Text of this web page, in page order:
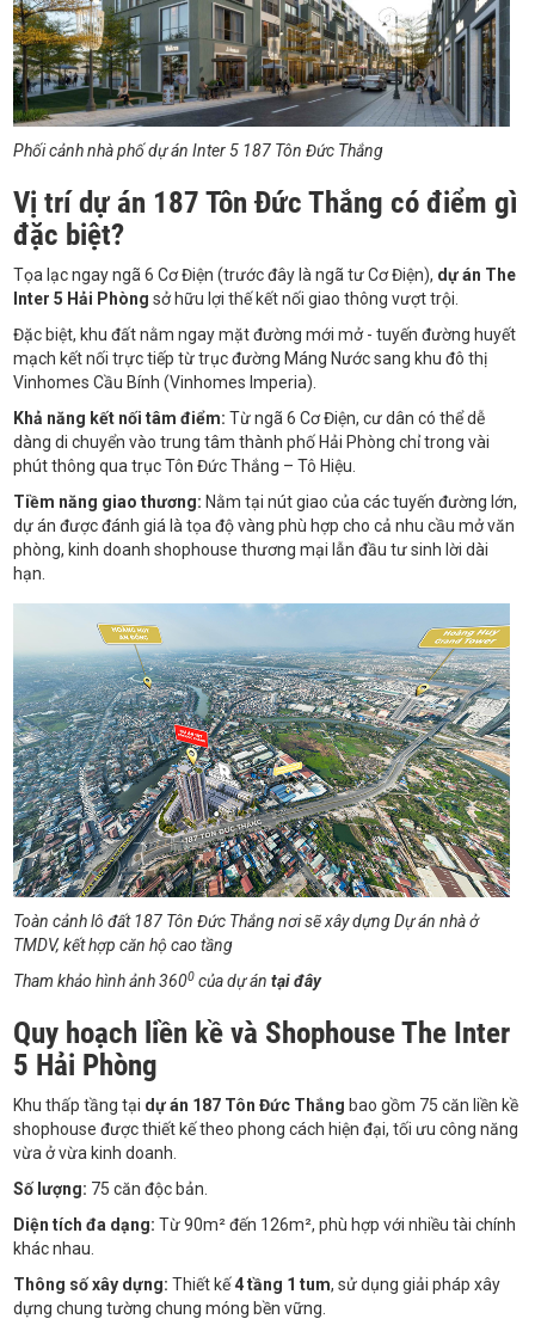
Phối cảnh nhà phố dự án Inter 5 187 Tôn Đức Thắng
Vị trí dự án 187 Tôn Đức Thắng có điểm gì
đặc biệt?
Tọa lạc ngay ngã 6 Cơ Điện (trước đây là ngã tư Cơ Điện), dự án The
Inter 5 Hải Phòng sở hữu lợi thế kết nối giao thông vượt trội.
Đặc biệt, khu đất nằm ngay mặt đường mới mở - tuyến đường huyết
mạch kết nối trực tiếp từ trục đường Máng Nước sang khu đô thị
Vinhomes Cầu Bính (Vinhomes Imperia).
Khả năng kết nối tâm điểm: Từ ngã 6 Cơ Điện, cư dân có thể dễ
dàng di chuyển vào trung tâm thành phố Hải Phòng chỉ trong vài
phút thông qua trục Tôn Đức Thắng – Tô Hiệu.
Tiềm năng giao thương: Nằm tại nút giao của các tuyến đường lớn,
dự án được đánh giá là tọa độ vàng phù hợp cho cả nhu cầu mở văn
phòng, kinh doanh shophouse thương mại lẫn đầu tư sinh lời dài
hạn.
Toàn cảnh lô đất 187 Tôn Đức Thắng nơi sẽ xây dựng Dự án nhà ở
TMDV, kết hợp căn hộ cao tầng
Tham khảo hình ảnh 3600 của dự án tại đây
Quy hoạch liền kề và Shophouse The Inter
5 Hải Phòng
Khu thấp tầng tại dự án 187 Tôn Đức Thắng bao gồm 75 căn liền kề
shophouse được thiết kế theo phong cách hiện đại, tối ưu công năng
vừa ở vừa kinh doanh.
Số lượng: 75 căn độc bản.
Diện tích đa dạng: Từ 90m² đến 126m², phù hợp với nhiều tài chính
khác nhau.
Thông số xây dựng: Thiết kế4 tầng 1 tum, sử dụng giải pháp xây
dựng chung tường chung móng bền vững.